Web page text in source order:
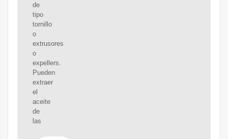
de
tipo
tornillo
o
extrusores
o
expellers.
Pueden
extraer
el
aceite
de
las